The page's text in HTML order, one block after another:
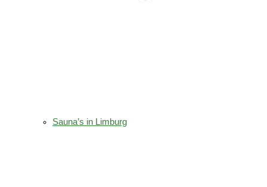
Sauna’s in Limburg